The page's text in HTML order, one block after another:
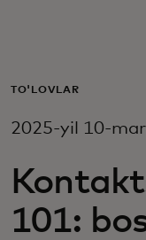
Biznes
TO'LOVLAR
2025-yil 10-
101: